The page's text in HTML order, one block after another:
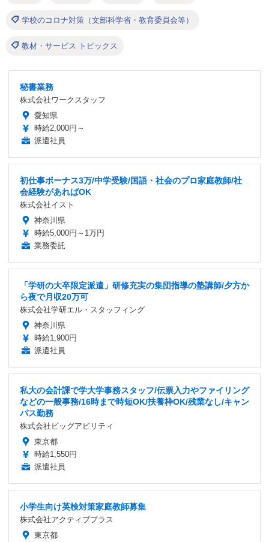
学校のコロナ対策（文部科学省・教育委員会等）
教材・サービス トピックス
秘書業務
株式会社ワークスタッフ
愛知県
時給2,000円～
派遣社員
初仕事ボーナス3万/中学受験/国語・社会のプロ家庭教師/社
会経験があればOK
株式会社イスト
神奈川県
時給5,000円～1万円
業務委託
「学研の大卒限定派遣」研修充実の集団指導の塾講師/夕方か
ら夜で月収20万可
株式会社学研エル・スタッフィング
神奈川県
時給1,900円
派遣社員
私大の会計課で学大学事務スタッフ/伝票入力やファイリング
などの一般事務/16時まで時短OK/扶養枠OK/残業なし/キャン
パス勤務
株式会社ビッグアビリティ
東京都
時給1,550円
派遣社員
小学生向け英検対策家庭教師募集
株式会社アクティブプラス
東京都